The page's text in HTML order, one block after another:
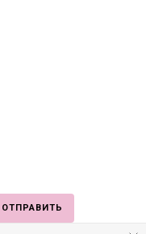
ОТПРАВИТЬ